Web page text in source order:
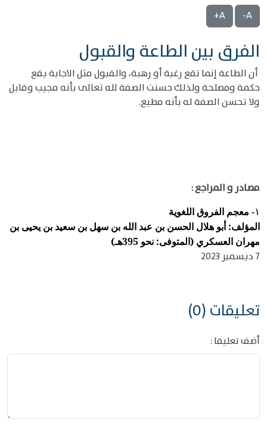
A-
A+
الفرق بين الطاعة والقبول
أن الطاعة إنما تقع رغبة أو رهبة، والقبول مثل الاجابة يقع
حكمة ومصلحة ولذلك حسنت الصفة لله تعالى بأنه مجيب وقابل
ولا تحسن الصفة له بأنه مطيع.
مصادر و المراجع :
١-
معجم الفروق اللغوية
المؤلف: أبو هلال الحسن بن عبد الله بن سهل بن سعيد بن يحيى بن
مهران العسكري (المتوفى: نحو 395هـ)
7 ديسمبر 2023
تعليقات (0)
أضف تعليقا :